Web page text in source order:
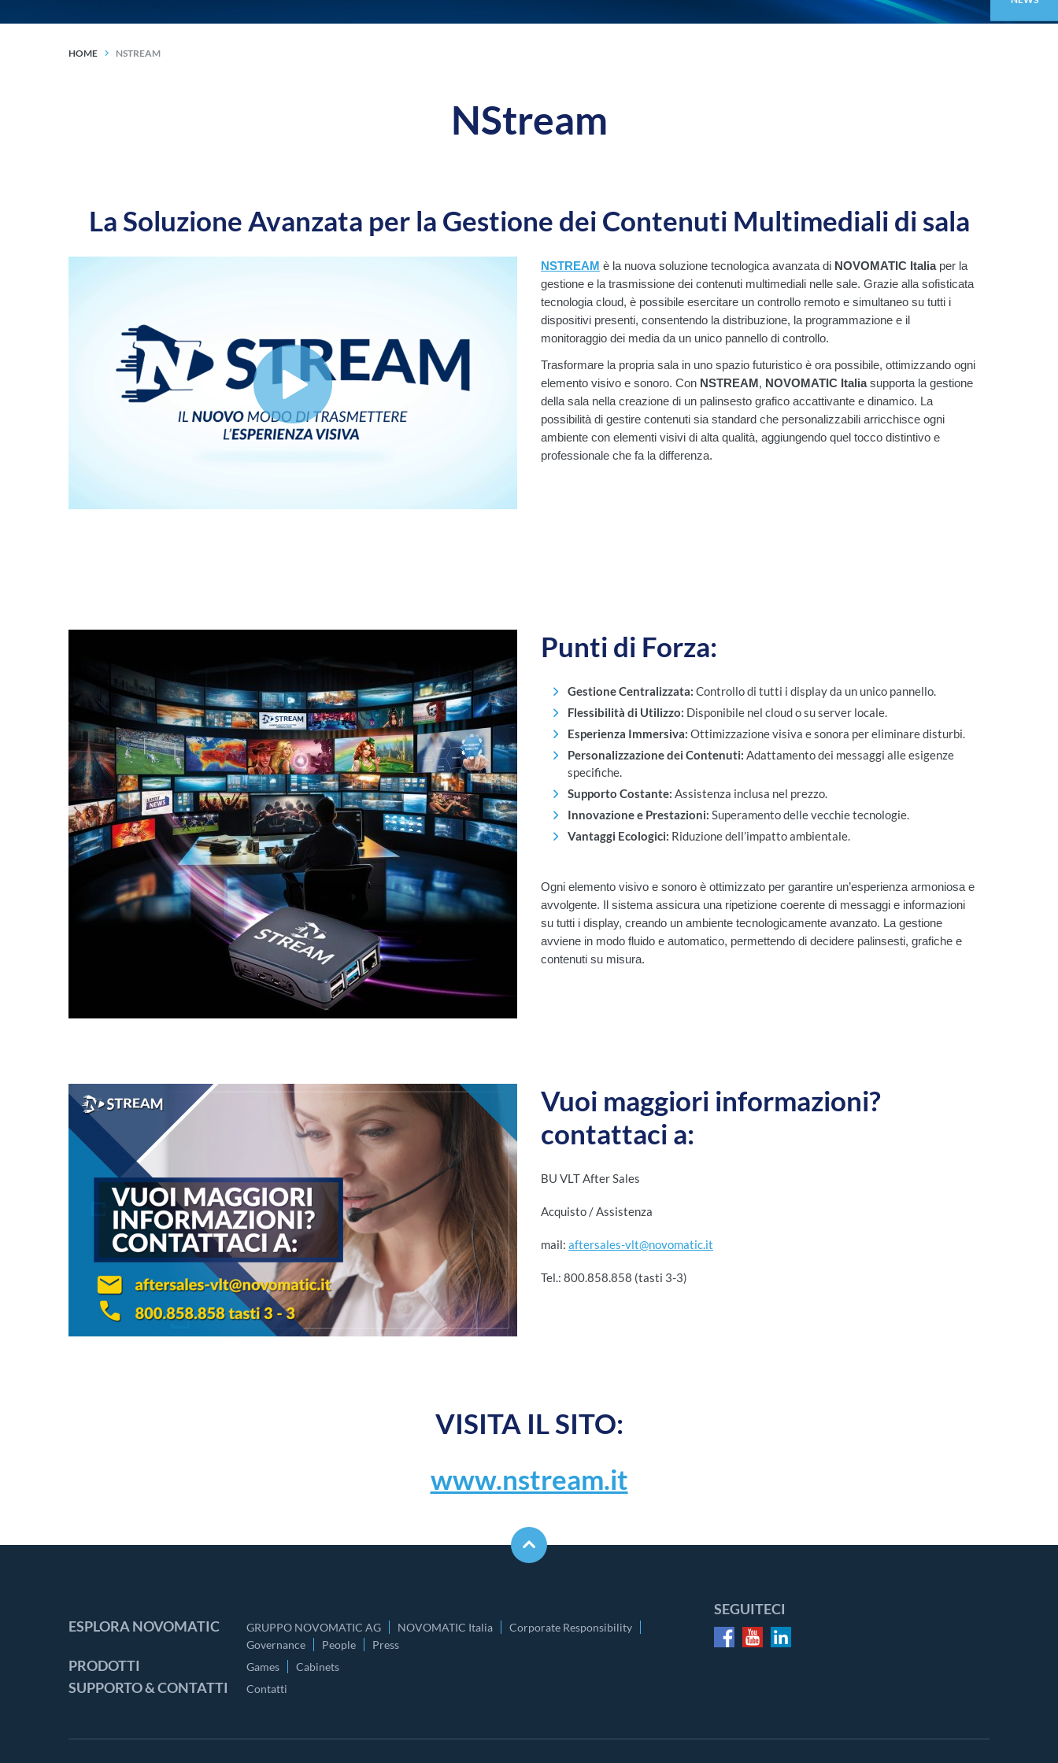
HOME NSTREAM
NStream
La Soluzione Avanzata per la Gestione dei Contenuti Multimediali di sala
NSTREAM è la nuova soluzione tecnologica avanzata di NOVOMATIC Italiaper la
gestione e la trasmissione dei contenuti multimediali nelle sale. Grazie alla sofisticata
tecnologia cloud, è possibile esercitare un controllo remoto e simultaneo su tutti i
dispositivi presenti, consentendo la distribuzione, la programmazione e il
monitoraggio dei media da un unico pannello di controllo.
Trasformare la propria sala in uno spazio futuristico è ora possibile, ottimizzando ogni
elemento visivo e sonoro. Con NSTREAM , NOVOMATIC Italiasupporta la gestione
della sala nella creazione di un palinsesto grafico accattivante e dinamico. La
possibilità di gestire contenuti sia standard che personalizzabili arricchisce ogni
ambiente con elementi visivi di alta qualità, aggiungendo quel tocco distintivo e
professionale che fa la differenza.
Punti di Forza:
Gestione Centralizzata: Controllo di tutti i display da un unico pannello.
Flessibilità di Utilizzo: Disponibile nel cloud o su server locale.
Esperienza Immersiva: Ottimizzazione visiva e sonora per eliminare disturbi.
Personalizzazione dei Contenuti: Adattamento dei messaggi alle esigenze
specifiche.
Supporto Costante: Assistenza inclusa nel prezzo.
Innovazione e Prestazioni: Superamento delle vecchie tecnologie.
Vantaggi Ecologici: Riduzione dell’impatto ambientale.
Ogni elemento visivo e sonoro è ottimizzato per garantire un’esperienza armoniosa e
avvolgente. Il sistema assicura una ripetizione coerente di messaggi e informazioni
su tutti i display, creando un ambiente tecnologicamente avanzato. La gestione
avviene in modo fluido e automatico, permettendo di decidere palinsesti, grafiche e
contenuti su misura.
Vuoi maggiori informazioni?
contattaci a:
BU VLT After Sales
Acquisto / Assistenza
mail: aftersales-vlt@novomatic.it
Tel.: 800.858.858 (tasti 3-3)
VISITA IL SITO:
www.nstream.it
ESPLORA NOVOMATIC GRUPPO NOVOMATIC AG NOVOMATIC Italia
Corporate Responsibility
Governance
People Press
PRODOTTI Games Cabinets
SUPPORTO & CONTATTI Contatti
SEGUITECI